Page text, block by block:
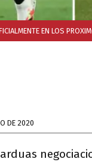
EN LOS
DE 2020